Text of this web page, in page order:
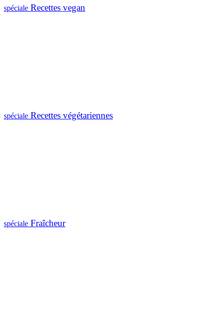
spéciale Recettes vegan
spéciale Recettes végétariennes
spéciale Fraîcheur